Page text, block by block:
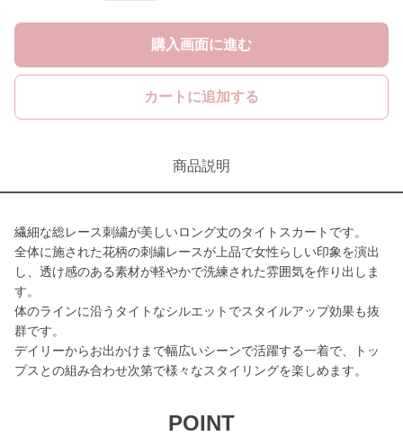
購入画面に進む
カートに追加する
商品説明
繊細な総レース刺繍が美しいロング丈のタイトスカートです。
全体に施された花柄の刺繍レースが上品で女性らしい印象を演出
し、透け感のある素材が軽やかで洗練された雰囲気を作り出しま
す。
体のラインに沿うタイトなシルエットでスタイルアップ効果も抜
群です。
デイリーからお出かけまで幅広いシーンで活躍する一着で、トッ
プスとの組み合わせ次第で様々なスタイリングを楽しめます。
POINT